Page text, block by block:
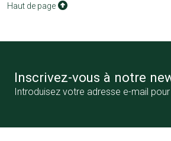
Haut de page
Inscrivez-vous à notre
Introduisez votre adresse e-mail